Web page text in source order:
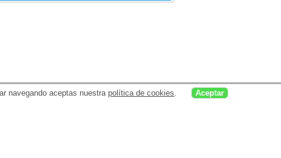
navegando aceptas nuestrapolítica de cookies. Aceptar